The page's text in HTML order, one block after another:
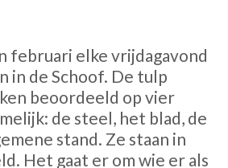
februari elke vrijdagavond
in de Schoof. De tulp
beoordeeld op vier
de steel, het blad, de
stand. Ze staan in
Het gaat er om wie er als